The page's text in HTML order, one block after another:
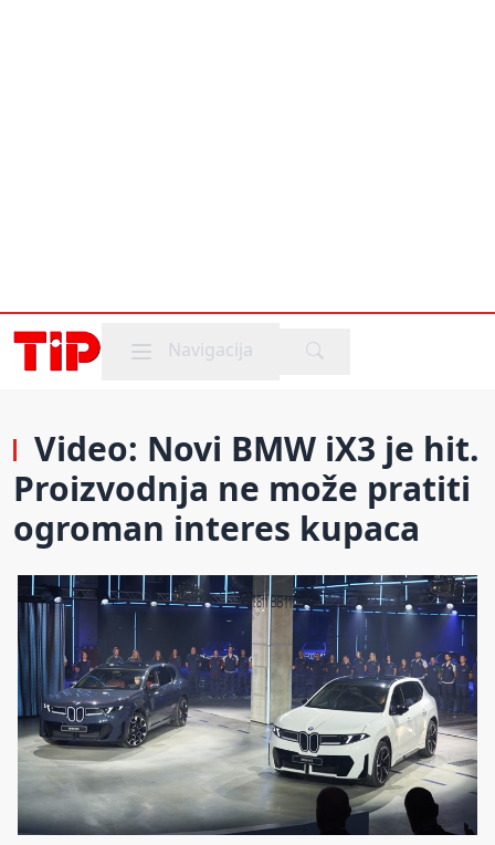
Mobile menu
Navigacija
Video: Novi BMW iX3 je hit.
Proizvodnja ne može pratiti
ogroman interes kupaca